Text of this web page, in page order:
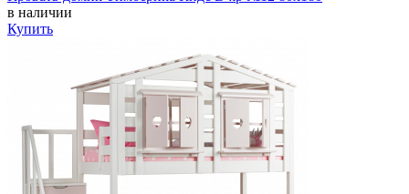
в наличии
Купить